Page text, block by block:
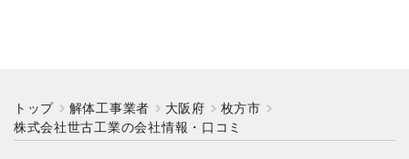
トップ 解体工事業者 大阪府
枚方市
株式会社世古工業の会社情報・口コミ